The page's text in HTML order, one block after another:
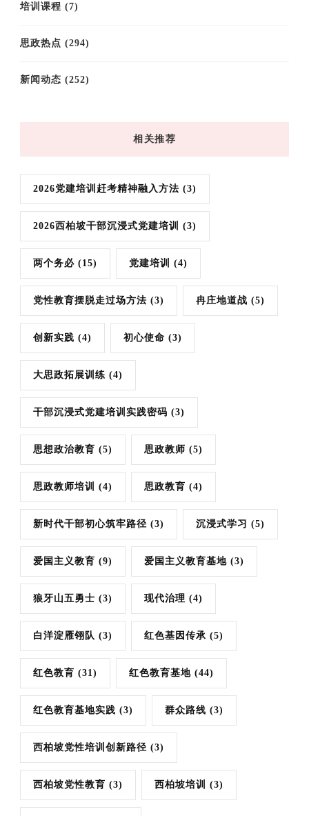
培训课程 (7)
思政热点 (294)
新闻动态 (252)
相关推荐
2026党建培训赶考精神融入方法 (3)
2026西柏坡干部沉浸式党建培训 (3)
两个务必 (15) 党建培训 (4)
党性教育摆脱走过场方法 (3) 冉庄地道战 (5)
创新实践 (4) 初心使命 (3)
大思政拓展训练 (4)
干部沉浸式党建培训实践密码 (3)
思想政治教育 (5) 思政教师 (5)
思政教师培训 (4) 思政教育 (4)
新时代干部初心筑牢路径 (3) 沉浸式学习 (5)
爱国主义教育 (9) 爱国主义教育基地 (3)
狼牙山五勇士 (3) 现代治理 (4)
白洋淀雁翎队 (3) 红色基因传承 (5)
红色教育 (31) 红色教育基地 (44)
红色教育基地实践 (3) 群众路线 (3)
西柏坡党性培训创新路径 (3)
西柏坡党性教育 (3) 西柏坡培训 (3)